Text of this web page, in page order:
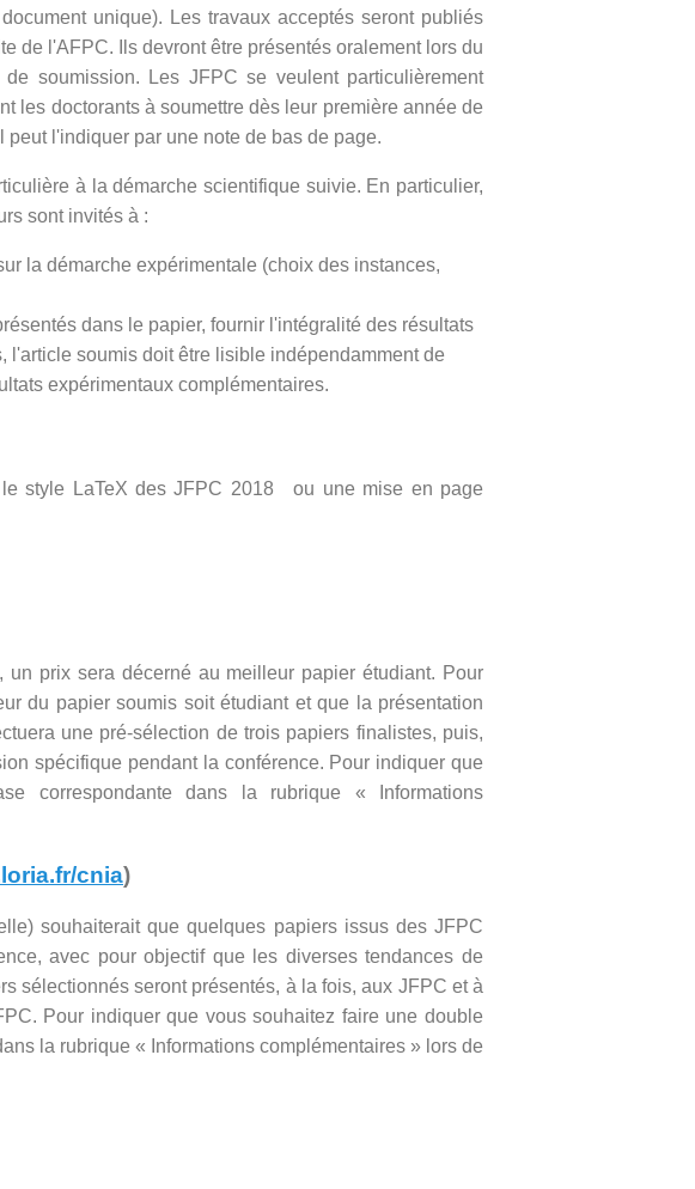
unique). Les travaux acceptés seront publiés
de l'AFPC. Ils devront être présentés oralement lors du
soumission. Les JFPC se veulent particulièrement
les doctorants à soumettre dès leur première année de
l'indiquer par une note de bas de page.
à la démarche scientifique suivie. En particulier,
sont invités à :
la démarche expérimentale (choix des instances,
dans le papier, fournir l'intégralité des résultats
soumis doit être lisible indépendamment de
expérimentaux complémentaires.
style LaTeX des JFPC 2018 ou une mise en page
prix sera décerné au meilleur papier étudiant. Pour
du papier soumis soit étudiant et que la présentation
une pré-sélection de trois papiers finalistes, puis,
spécifique pendant la conférence. Pour indiquer que
correspondante dans la rubrique « Informations
cnia)
souhaiterait que quelques papiers issus des JFPC
avec pour objectif que les diverses tendances de
sélectionnés seront présentés, à la fois, aux JFPC et à
Pour indiquer que vous souhaitez faire une double
la rubrique « Informations complémentaires » lors de